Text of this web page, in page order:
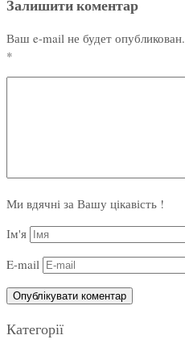
Залишити коментар
Ваш e-mail не будет опубликован.
*
Ми вдячні за Вашу цікавість !
Ім'я
E-mail
Категорії